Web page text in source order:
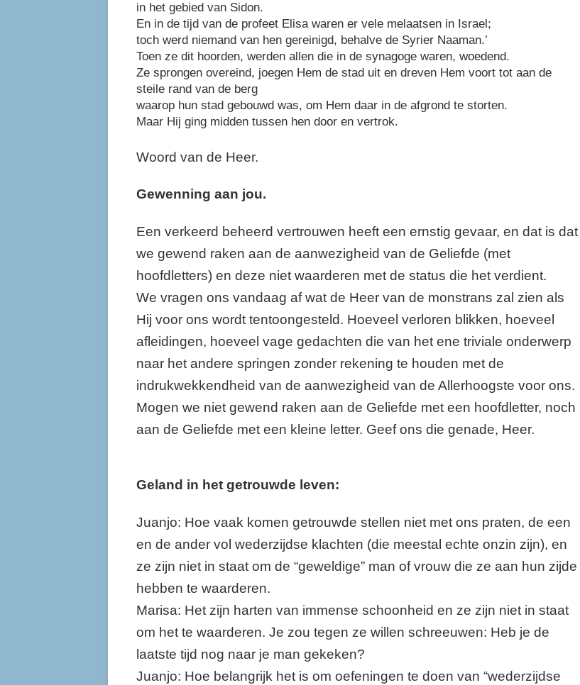
in het gebied van Sidon.
En in de tijd van de profeet Elisa waren er vele melaatsen in Israel;
toch werd niemand van hen gereinigd, behalve de Syrier Naaman.’
Toen ze dit hoorden, werden allen die in de synagoge waren, woedend.
Ze sprongen overeind, joegen Hem de stad uit en dreven Hem voort tot aan de
steile rand van de berg
waarop hun stad gebouwd was, om Hem daar in de afgrond te storten.
Maar Hij ging midden tussen hen door en vertrok.
Woord van de Heer.
Gewenning aan jou.
Een verkeerd beheerd vertrouwen heeft een ernstig gevaar, en dat is dat
we gewend raken aan de aanwezigheid van de Geliefde (met
hoofdletters) en deze niet waarderen met de status die het verdient.
We vragen ons vandaag af wat de Heer van de monstrans zal zien als
Hij voor ons wordt tentoongesteld. Hoeveel verloren blikken, hoeveel
afleidingen, hoeveel vage gedachten die van het ene triviale onderwerp
naar het andere springen zonder rekening te houden met de
indrukwekkendheid van de aanwezigheid van de Allerhoogste voor ons.
Mogen we niet gewend raken aan de Geliefde met een hoofdletter, noch
aan de Geliefde met een kleine letter. Geef ons die genade, Heer.
Geland in het getrouwde leven:
Juanjo: Hoe vaak komen getrouwde stellen niet met ons praten, de een
en de ander vol wederzijdse klachten (die meestal echte onzin zijn), en
ze zijn niet in staat om de “geweldige” man of vrouw die ze aan hun zijde
hebben te waarderen.
Marisa: Het zijn harten van immense schoonheid en ze zijn niet in staat
om het te waarderen. Je zou tegen ze willen schreeuwen: Heb je de
laatste tijd nog naar je man gekeken?
Juanjo: Hoe belangrijk het is om oefeningen te doen van “wederzijdse